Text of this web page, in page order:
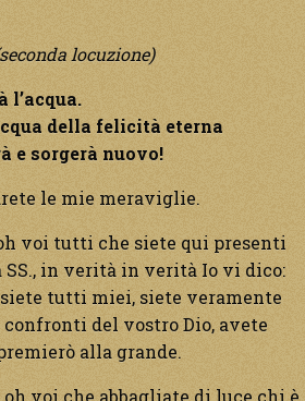
locuzione)
l’acqua.
della felicità eterna
e sorgerà nuovo!
le mie meraviglie.
voi tutti che siete qui presenti
SS., in verità in verità Io vi dico:
siete tutti miei, siete veramente
del vostro Dio, avete
alla grande.
voi che abbagliate di luce chi è